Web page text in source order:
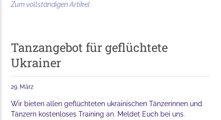
Zum vollständigen Artikel
Tanzangebot für geflüchtete
Ukrainer
29. März
Wir bieten allen geflüchteten ukrainischen Tänzerinnen und
Tänzern kostenloses Training an. Meldet Euch bei uns.